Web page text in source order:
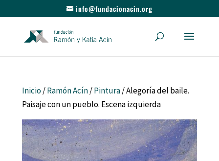
info@fundacionacin.org
Inicio/Ramón Acín/Pintura/ Alegoría del baile.
Paisaje con un pueblo. Escena izquierda